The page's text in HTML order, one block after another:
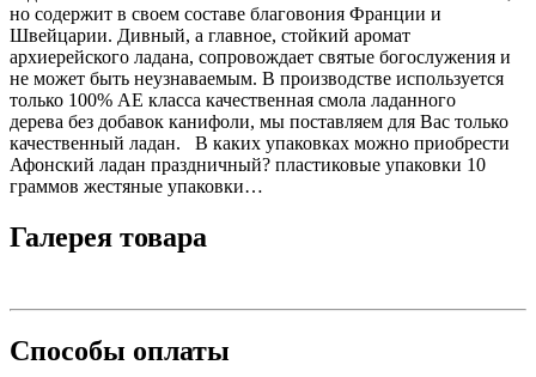
но содержит в своем составе благовония Франции и
Швейцарии. Дивный, а главное, стойкий аромат
архиерейского ладана, сопровождает святые богослужения и
не может быть неузнаваемым. В производстве используется
только 100% АЕ класса качественная смола ладанного
дерева без добавок канифоли, мы поставляем для Вас только
качественный ладан. В каких упаковках можно приобрести
Афонский ладан праздничный? пластиковые упаковки 10
граммов жестяные упаковки…
Галерея товара
Способы оплаты